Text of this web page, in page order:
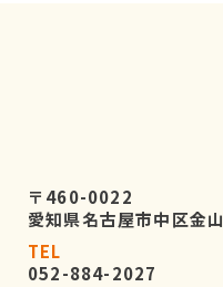
その際、弊社は
せていただいた
内に対応いたし
〒460-0022
愛知県名古屋市中区金
TEL
052-884-2027